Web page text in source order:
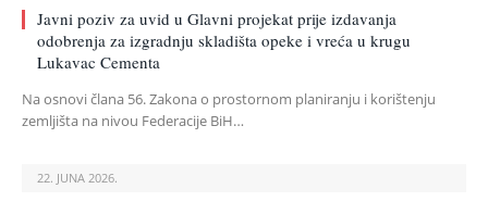
Javni poziv za uvid u Glavni projekat prije izdavanja
odobrenja za izgradnju skladišta opeke i vreća u krugu
Lukavac Cementa
Na osnovi člana 56. Zakona o prostornom planiranju i korištenju
zemljišta na nivou Federacije BiH…
22. JUNA 2026.